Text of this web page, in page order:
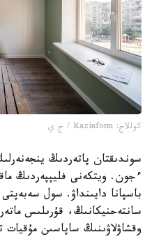
كوللاج: Kazinform / ج ي
سوندىقتان پاتەردىڭ
ءجون. ويتكەنى فليپپەردىڭ
باسپانا دايىنداۋ. سول
سانتەحنيكانىڭ، قۇرىلىس
وقشاۋلاۋىنىڭ ساپاسىن